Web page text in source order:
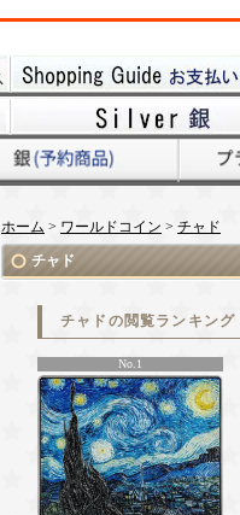
ホーム > ワールドコイン > チャド
チャド
チャドの閲覧ランキング
No.1